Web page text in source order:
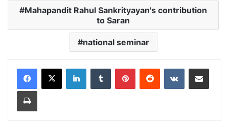
Mahapandit Rahul Sankrityayan's contribution
to Saran
national seminar
LinkedInTumblr PinterestReddit VKontakteShare via Email
Print